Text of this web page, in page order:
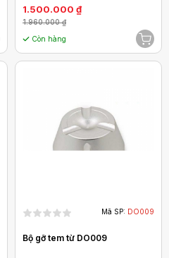
1.500.000 ₫
1.960.000 ₫
Còn hàng
Mã SP: DO009
Bộ gỡ tem từ DO009